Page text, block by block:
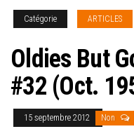
Catégorie ARTICLES
Oldies But
#32 (Oct.
15 septembre 2012 Non